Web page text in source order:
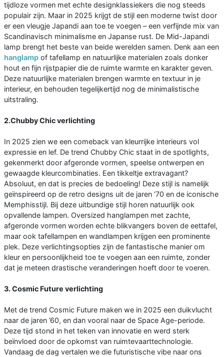
tijdloze vormen met echte designklassiekers die nog steeds
populair zijn. Maar in 2025 krijgt de stijl een moderne twist door
er een vleugje Japandi aan toe te voegen – een verfijnde mix van
Scandinavisch minimalisme en Japanse rust. De Mid-Japandi
lamp brengt het beste van beide werelden samen. Denk aan een
hanglamp of tafellamp en natuurlijke materialen zoals donker
hout en fijn rijstpapier die de ruimte warmte en karakter geven.
Deze natuurlijke materialen brengen warmte en textuur in je
interieur, en behouden tegelijkertijd nog de minimalistische
uitstraling.
2.Chubby Chic verlichting
In 2025 zien we een comeback van kleurrijke interieurs vol
expressie en lef. De trend Chubby Chic staat in de spotlights,
gekenmerkt door afgeronde vormen, speelse ontwerpen en
gewaagde kleurcombinaties. Een tikkeltje extravagant?
Absoluut, en dat is precies de bedoeling! Deze stijl is namelijk
geïnspireerd op de retro designs uit de jaren ‘70 en de iconische
Memphisstijl. Bij deze uitbundige stijl horen natuurlijk ook
opvallende lampen. Oversized hanglampen met zachte,
afgeronde vormen worden echte blikvangers boven de eettafel,
maar ook tafellampen en wandlampen krijgen een prominente
plek. Deze verlichtingsopties zijn de fantastische manier om
kleur en persoonlijkheid toe te voegen aan een ruimte, zonder
dat je meteen drastische veranderingen hoeft door te voeren.
3. Cosmic Future verlichting
Met de trend Cosmic Future maken we in 2025 een duikvlucht
naar de jaren ’60, en dan vooral naar de Space Age-periode.
Deze tijd stond in het teken van innovatie en werd sterk
beïnvloed door de opkomst van ruimtevaarttechnologie.
Vandaag de dag vertalen we die futuristische vibe naar ons